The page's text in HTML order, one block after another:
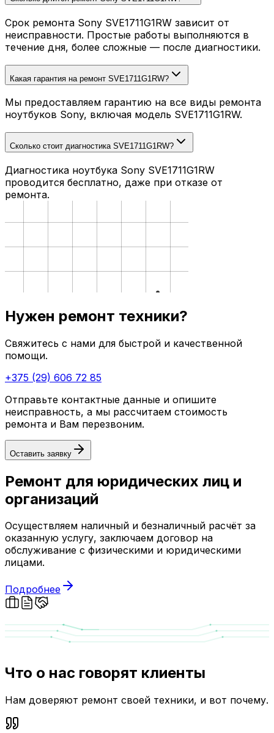
Срок ремонта Sony SVE1711G1RW зависит от
неисправности. Простые работы выполняются в
течение дня, более сложные — после диагностики.
Какая гарантия на ремонт SVE1711G1RW?
Мы предоставляем гарантию на все виды ремонта
ноутбуков Sony, включая модель SVE1711G1RW.
Сколько стоит диагностика SVE1711G1RW?
Диагностика ноутбука Sony SVE1711G1RW
проводится бесплатно, даже при отказе от
ремонта.
Нужен ремонт техники?
Свяжитесь с нами для быстрой и качественной
помощи.
+375 (29) 606 72 85
Отправьте контактные данные и опишите
неисправность, а мы рассчитаем стоимость
ремонта и Вам перезвоним.
Оставить заявку
Ремонт для юридических лиц и
организаций
Осуществляем наличный и безналичный расчёт за
оказанную услугу, заключаем договор на
обслуживание с физическими и юридическими
лицами.
Подробнее
Что о нас говорят клиенты
Нам доверяют ремонт своей техники, и вот почему.